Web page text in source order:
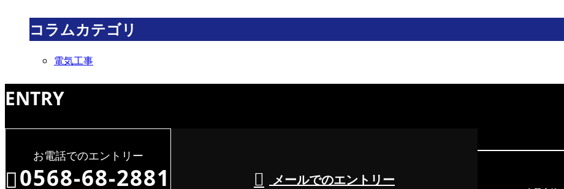
コラムカテゴリ
電気工事
ENTRY
お電話でのエントリー
0568-68-2881 メールでのエントリー